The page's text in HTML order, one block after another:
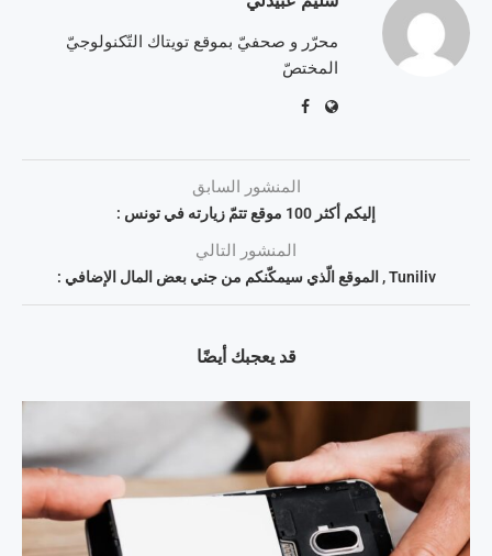
محرّر و صحفيّ بموقع تويتاك التّكنولوجيّ
المختصّ
المنشور السابق
إليكم أكثر 100 موقع تتمّ زيارته في تونس :
المنشور التالي
Tuniliv , الموقع الّذي سيمكّنكم من جني بعض المال الإضافي :
قد يعجبك أيضًا